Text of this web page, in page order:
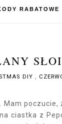
RABATOWE
DIY ,
ciastka z